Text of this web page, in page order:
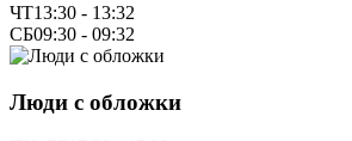
ЧТ13:30 - 13:32
СБ09:30 - 09:32
Люди с обложки